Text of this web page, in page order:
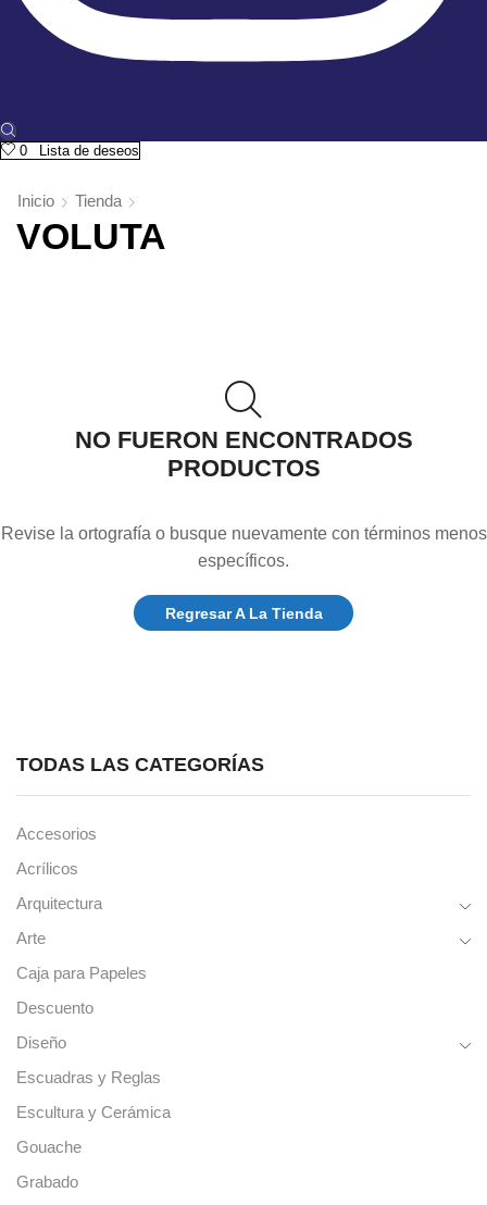
0 Lista de deseos
Inicio Tienda
VOLUTA
NO FUERON ENCONTRADOS
PRODUCTOS
Revise la ortografía o busque nuevamente con términos menos
específicos.
Regresar A La Tienda
TODAS LAS CATEGORÍAS
Accesorios
Acrílicos
Arquitectura
Arte
Caja para Papeles
Descuento
Diseño
Escuadras y Reglas
Escultura y Cerámica
Gouache
Grabado